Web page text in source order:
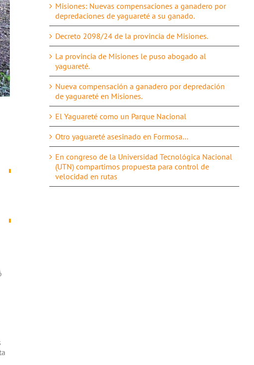
Misiones: Nuevas compensaciones a ganadero por
depredaciones de yaguareté a su ganado.
Decreto 2098/24 de la provincia de Misiones.
La provincia de Misiones le puso abogado al
yaguareté.
Nueva compensación a ganadero por depredación
de yaguareté en Misiones.
El Yaguareté como un Parque Nacional
Otro yaguareté asesinado en Formosa…
En congreso de la Universidad Tecnológica Nacional
(UTN) compartimos propuesta para control de
velocidad en rutas